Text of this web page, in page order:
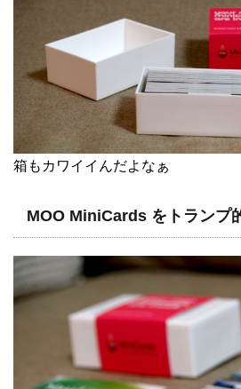
箱もカワイイんだよなぁ
MOO MiniCards をトランプ